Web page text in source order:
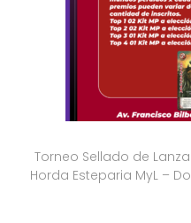
Torneo Sellado de
Horda Esteparia MyL –